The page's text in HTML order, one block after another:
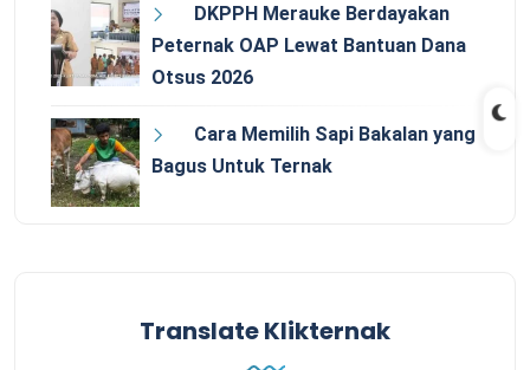
DKPPH Merauke Berdayakan
Peternak OAP Lewat Bantuan Dana
Otsus 2026
Cara Memilih Sapi Bakalan yang
Bagus Untuk Ternak
Translate Klikternak